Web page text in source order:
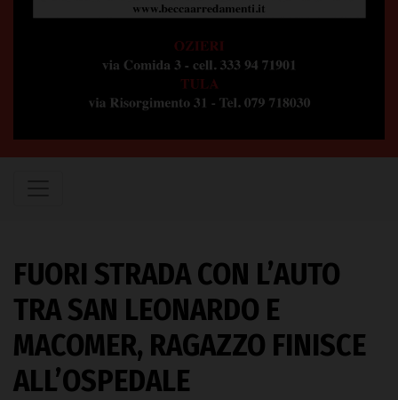
FUORI STRADA CON L’AUTO
TRA SAN LEONARDO E
MACOMER, RAGAZZO FINISCE
ALL’OSPEDALE